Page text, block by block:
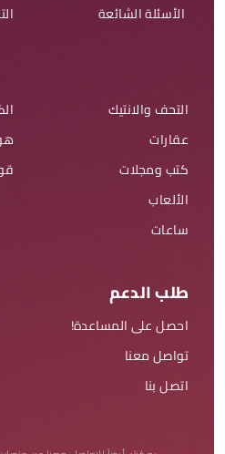
الأسئلة الشائعة
التحف والانتيك
عقارات
كتب ومجلات
الألعاب
ساعات
طلب الدعم
احصل على المساعدة!
تواصل معنا
اتصل بنا